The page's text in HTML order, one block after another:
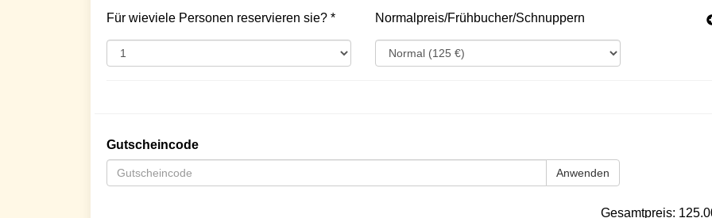
Für wieviele Personen reservieren sie? * Normalpreis/Frühbucher/Schnuppern
Gutscheincode
Anwenden
Gesamtpreis: